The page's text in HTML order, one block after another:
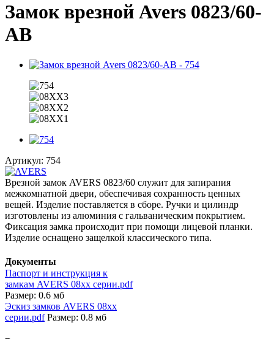
Замок врезной Avers 0823/60-
AB
Артикул: 754
Врезной замок AVERS 0823/60 служит для запирания
межкомнатной двери, обеспечивая сохранность ценных
вещей. Изделие поставляется в сборе. Ручки и цилиндр
изготовлены из алюминия с гальваническим покрытием.
Фиксация замка происходит при помощи лицевой планки.
Изделие оснащено защелкой классического типа.
Документы
Паспорт и инструкция к
замкам AVERS 08xx серии.pdf
Размер: 0.6 мб
Эскиз замков AVERS 08xx
серии.pdf Размер: 0.8 мб